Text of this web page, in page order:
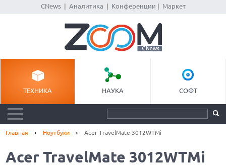
CNews| Аналитика Конференции Маркет
ТЕХНИКА НАУКА СОФТ
Главная Ноутбуки Acer TravelMate 3012WTMi
Acer TravelMate 3012WTMi